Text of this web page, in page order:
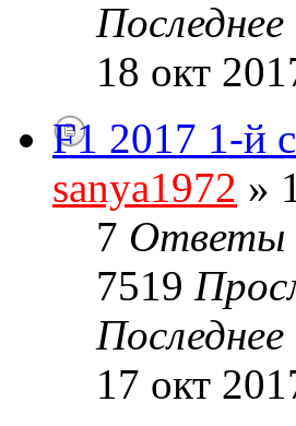
18 окт
F1 2017 1-й
sanya1972 »
7 Ответы
7519
17 окт